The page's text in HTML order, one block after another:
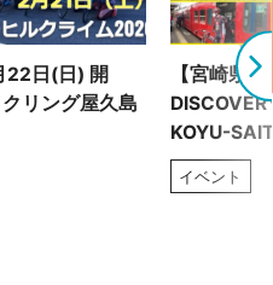
22日(日) 開
リング屋久島
【宮崎県
KOYU-
イベント